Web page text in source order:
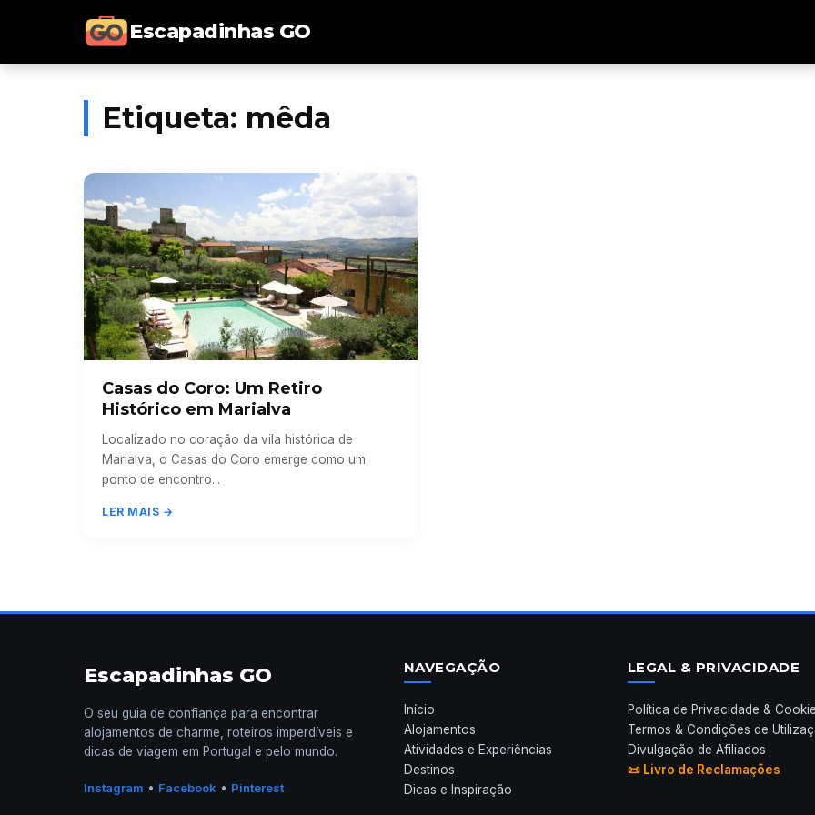
Escapadinhas GO
Etiqueta: mêda
Casas do Coro: Um Retiro
Histórico em Marialva
Localizado no coração da vila histórica de
Marialva, o Casas do Coro emerge como um
ponto de encontro...
LER MAIS →
Escapadinhas GO
O seu guia de confiança para encontrar
alojamentos de charme, roteiros imperdíveis e
dicas de viagem em Portugal e pelo mundo.
Instagram • Facebook • Pinterest
NAVEGAÇÃO
Início
Alojamentos
Atividades e Experiências
Destinos
Dicas e Inspiração
LEGAL & PRIVACIDADE
Política de Privacidade &
Termos & Condições de
Divulgação de Afiliados
📜 Livro de Reclamações